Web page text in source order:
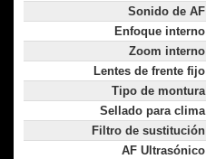
Sonido de AF
Enfoque interno
Zoom interno
Lentes de frente fijo
Tipo de montura
Sellado para clima
Filtro de sustitución
AF Ultrasónico